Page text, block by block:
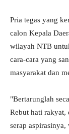
Pria tegas yang
calon Kepala
wilayah NTB
cara-cara yang
masyarakat dan
"Bertarunglah
Rebut hati rakyat,
serap aspirasinya,